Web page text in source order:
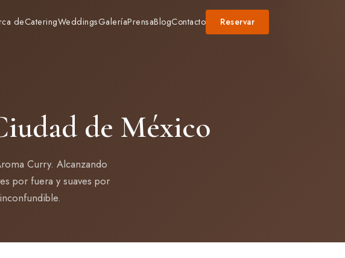
deCateringWeddingsGaleríaPrensaBlogContacto Reservar
de México
Curry. Alcanzando
por fuera y suaves por